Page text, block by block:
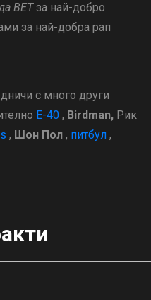
BETза най-добро
за най-добра рап
с много други
Е-40 , Birdman, Рик
, Шон Пол , питбул ,